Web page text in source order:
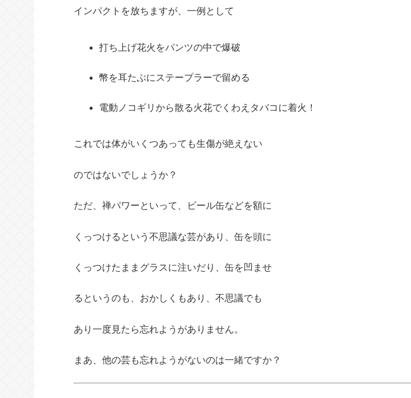
インパクトを放ちますが、一例として
打ち上げ花火をパンツの中で爆破
幣を耳たぶにステープラーで留める
電動ノコギリから散る火花でくわえタバコに着火！
これでは体がいくつあっても生傷が絶えない
のではないでしょうか？
ただ、禅パワーといって、ビール缶などを額に
くっつけるという不思議な芸があり、缶を頭に
くっつけたままグラスに注いだり、缶を凹ませ
るというのも、おかしくもあり、不思議でも
あり一度見たら忘れようがありません。
まあ、他の芸も忘れようがないのは一緒ですか？